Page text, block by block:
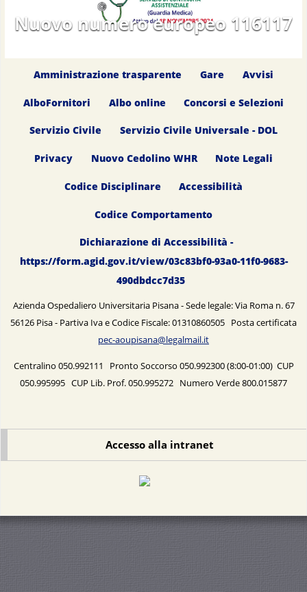
Nuovo numero europeo 116117
Amministrazione trasparente Gare Avvisi
AlboFornitori Albo online Concorsi e Selezioni
Servizio Civile Servizio Civile Universale - DOL
Privacy Nuovo Cedolino WHR Note Legali
Codice Disciplinare Accessibilità
Codice Comportamento
Dichiarazione di Accessibilità -
https://form.agid.gov.it/view/03c83bf0-93a0-11f0-9683-
490dbdcc7d35
Azienda Ospedaliero Universitaria Pisana - Sede legale: Via Roma n. 67
56126 Pisa - Partiva Iva e Codice Fiscale: 01310860505 Posta certificata
pec-aoupisana@legalmail.it
Centralino 050.992111 Pronto Soccorso 050.992300 (8:00-01:00) CUP
050.995995 CUP Lib. Prof. 050.995272 Numero Verde 800.015877
Accesso alla intranet